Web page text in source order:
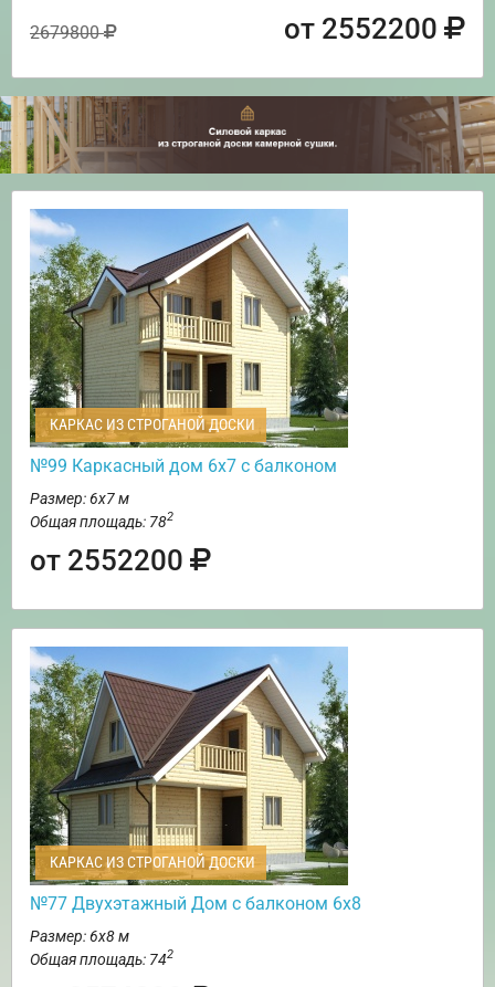
2679800 от 2552200
КАРКАС ИЗ СТРОГАНОЙ ДОСКИ
№99 Каркасный дом 6х7 с балконом
Размер: 6х7 м
Общая площадь: 782
от 2552200
КАРКАС ИЗ СТРОГАНОЙ ДОСКИ
№77 Двухэтажный Дом с балконом 6х8
Размер: 6х8 м
Общая площадь: 742